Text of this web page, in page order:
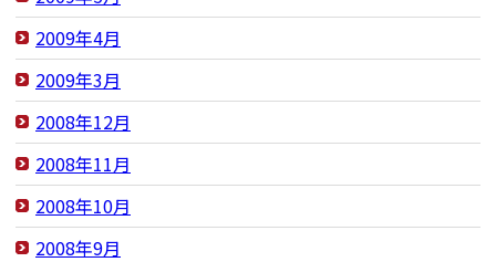
2009年4月
2009年3月
2008年12月
2008年11月
2008年10月
2008年9月